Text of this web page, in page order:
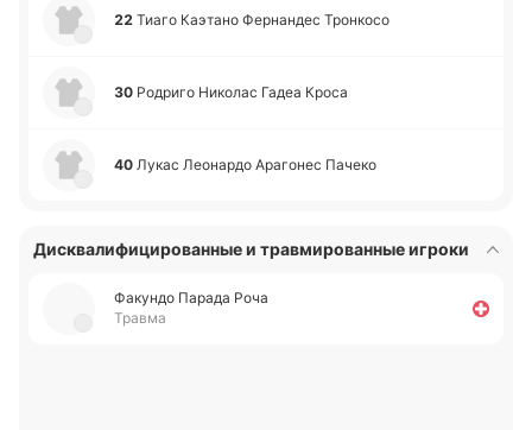
22 Тиаго Каэ­та­но Фе­рна­ндес Тро­нко­со
30 Ро­дри­го Ни­ко­лас Гадеа Кроса
40 Лукас Лео­на­рдо Ара­го­нес Пачеко
Дисквалифицированные и травмированные игроки
Фа­ку­ндо Парада Роча
Травма